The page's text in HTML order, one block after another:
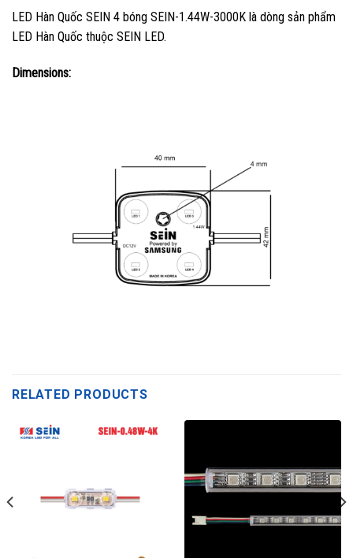
LED Hàn Quốc SEIN 4 bóng SEIN-1.44W-3000K là dòng sản phẩm
LED Hàn Quốc thuộc SEIN LED.
Dimensions:
RELATED PRODUCTS